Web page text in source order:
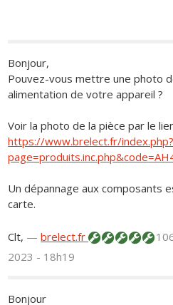
Bonjour,
Pouvez-vous mettre une photo
alimentation de votre appareil ?
Voir la photo de la pièce par le
https://www.brelect.fr/index.php?
Un dépannage aux composants
carte.
Clt, —brelect.fr
2023 - 18h19
Bonjour